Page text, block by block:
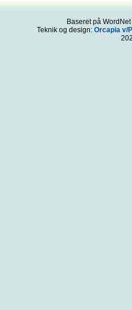
Baseret på
Teknik og design: Orcapia v/